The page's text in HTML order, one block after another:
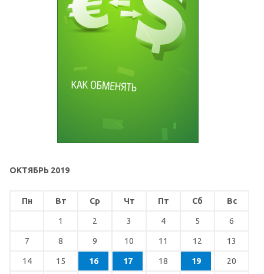
ОКТЯБРЬ 2019
Пн Вт Ср Чт Пт Сб Вс
1 2 3 4 5 6
7 8 9 10 11 12 13
14 15 16 17 18 19 20